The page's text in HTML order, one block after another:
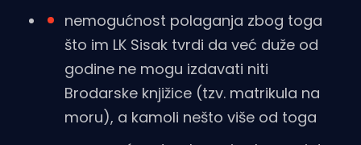
nemogućnost polaganja zbog toga
što im LK Sisak tvrdi da već duže od
godine ne mogu izdavati niti
Brodarske knjižice (tzv. matrikula na
moru), a kamoli nešto više od toga